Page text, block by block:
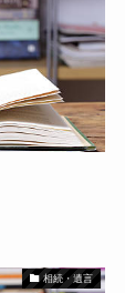
相続・遺言